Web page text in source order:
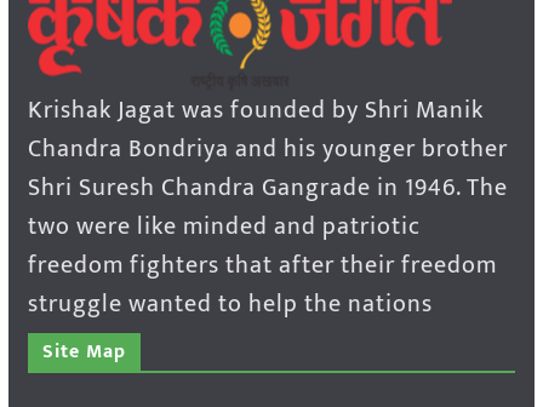
Krishak Jagat was founded by Shri Manik
Chandra Bondriya and his younger brother
Shri Suresh Chandra Gangrade in 1946. The
two were like minded and patriotic
freedom fighters that after their freedom
struggle wanted to help the nations
Site Map